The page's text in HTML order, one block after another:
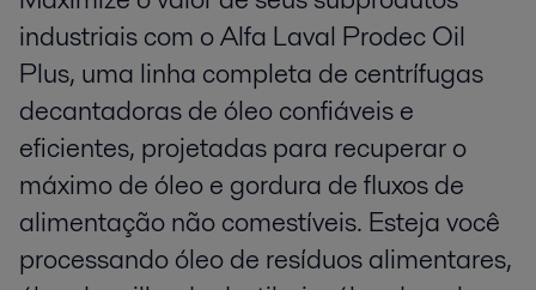
industriais com o Alfa Laval Prodec Oil
Plus, uma linha completa de centrífugas
decantadoras de óleo confiáveis e
eficientes, projetadas para recuperar o
máximo de óleo e gordura de fluxos de
alimentação não comestíveis. Esteja você
processando óleo de resíduos alimentares,